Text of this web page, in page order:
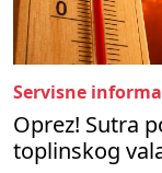
Servisne
Oprez! Sutra
toplinskog